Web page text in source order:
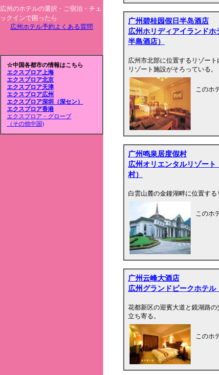
広州のホテルの選択・ご宿泊・チェ
ックインで困ったら
広州ホテル予約よくある質問
☆中国各都市の情報はこちら
エクスプロア上海
エクスプロア北京
エクスプロア天津
エクスプロア広州
エクスプロア深圳（深セン）
エクスプロア香港
エクスプロア・グローブ
（その他中国)
广州碧桂园假日半岛酒店
広州ホリディアイランド
半島酒店）
広州市北部に位置するリゾー
リゾート施設がそろっている。
このホ
广州鸣泉居度假村
広州オリエンタルリゾート
村）
白雲山麓の金鐘湖畔に位置す
このホ
广州云峰大酒店
広州グランドピークホテ
花都新区の迎賓大道と鏡湖路
立ち寄る。
このホ